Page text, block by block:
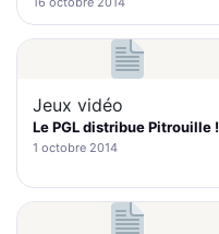
Jeux vidéo
Le PGL distribue Pitrouille !
1 octobre 2014